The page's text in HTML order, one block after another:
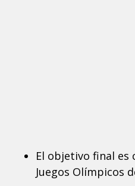
El objetivo final es
Juegos Olímpicos